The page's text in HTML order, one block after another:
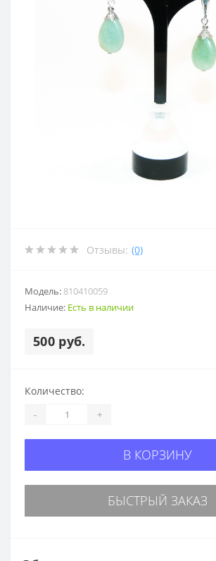
Отзывы: (0)
Модель: 810410059
Наличие: Есть в наличии
500 руб.
Количество:
- +
В КОРЗИНУ
БЫСТРЫЙ ЗАКАЗ